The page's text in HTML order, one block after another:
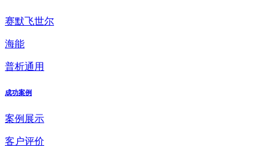
赛默飞世尔
海能
普析通用
成功案例
案例展示
客户评价